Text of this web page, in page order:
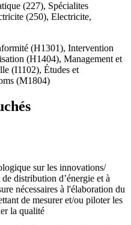
(227), Spécialites
(250), Electricite,
(H1301), Intervention
(H1404), Management et
(I1102), Études et
(M1804)
sur les innovations/
distribution d’énergie et à
nécessaires à l'élaboration du
de mesurer et/ou piloter les
la qualité